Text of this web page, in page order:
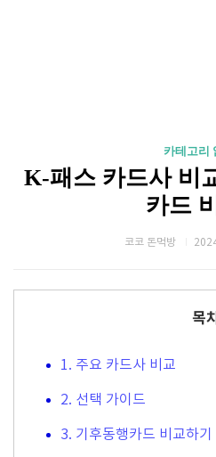
카테고리
K-패스 카드사 비
카드
코코 돈먹방
목
1. 주요 카드사 비교
2. 선택 가이드
3. 기후동행카드 비교하기